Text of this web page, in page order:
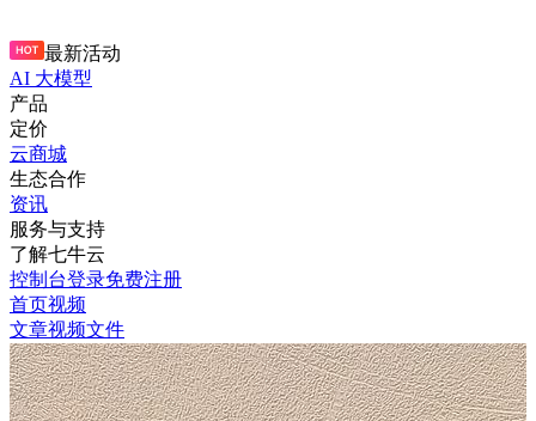
最新活动
AI 大模型
产品
定价
云商城
生态合作
资讯
服务与支持
了解七牛云
控制台登录免费注册
首页视频
文章视频文件